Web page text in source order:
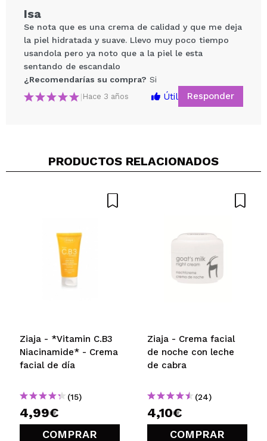
Isa
Se nota que es una crema de calidad y que me deja
la piel hidratada y suave. Llevo muy poco tiempo
usandola pero ya noto que a la piel le esta
sentando de escandalo
¿Recomendarías su compra? Si
| Hace 3 años Útil Responder
PRODUCTOS RELACIONADOS
Ziaja - *Vitamin C.B3
Niacinamide* - Crema
facial de día
(15)
4,99€
COMPRAR
Ziaja - Crema facial
de noche con leche
de cabra
(24)
4,10€
COMPRAR